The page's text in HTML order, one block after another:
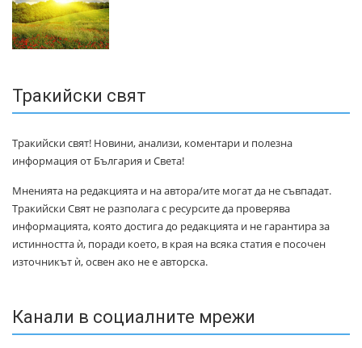
Тракийски свят
Тракийски свят! Новини, анализи, коментари и полезна
информация от България и Света!
Мненията на редакцията и на автора/ите могат да не съвпадат.
Тракийски Свят не разполага с ресурсите да проверява
информацията, която достига до редакцията и не гарантира за
истинността ѝ, поради което, в края на всяка статия е посочен
източникът ѝ, освен ако не е авторска.
Канали в социалните мрежи